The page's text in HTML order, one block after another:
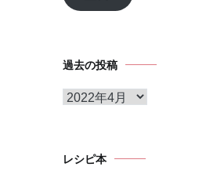
ア
ス
過去の投稿
ア
ブ
レシピ本